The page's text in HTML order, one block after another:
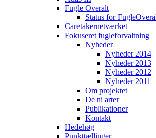
Fugle Overalt
Status for
Caretakernetværket
Fokuseret fugleforvaltning
Nyheder
Nyheder 2014
Nyheder 2013
Nyheder 2012
Nyheder 2011
Om projektet
De ni arter
Publikationer
Kontakt
Hedehøg
Punkttællinger